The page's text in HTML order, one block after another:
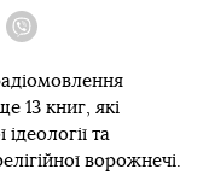
13 книг, які
та
ворожнечі.